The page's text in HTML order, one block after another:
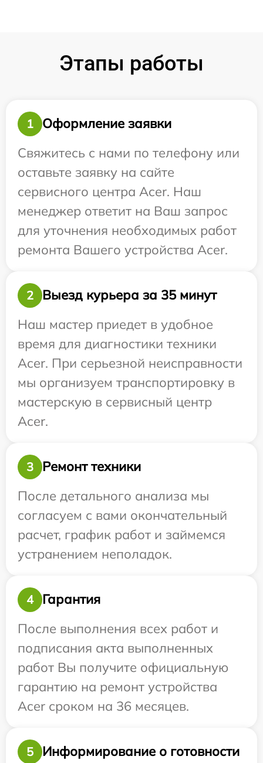
Этапы работы
1
Оформление заявки
Свяжитесь с нами по телефону или
оставьте заявку на сайте
сервисного центра Acer. Наш
менеджер ответит на Ваш запрос
для уточнения необходимых работ
ремонта Вашего устройства Acer.
2
Выезд курьера за 35 минут
Наш мастер приедет в удобное
время для диагностики техники
Acer. При серьезной неисправности
мы организуем транспортировку в
мастерскую в сервисный центр
Acer.
3
Ремонт техники
После детального анализа мы
согласуем с вами окончательный
расчет, график работ и займемся
устранением неполадок.
4
Гарантия
После выполнения всех работ и
подписания акта выполненных
работ Вы получите официальную
гарантию на ремонт устройства
Acer сроком на 36 месяцев.
5 Информирование о готовности